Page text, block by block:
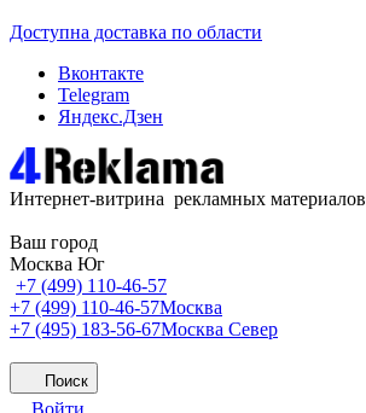
Доступна доставка по области
Вконтакте
Telegram
Яндекс.Дзен
Интернет-витрина рекламных материалов
Ваш город
Москва Юг
+7 (499) 110-46-57
+7 (499) 110-46-57Москва
+7 (495) 183-56-67Москва Север
Поиск
Войти